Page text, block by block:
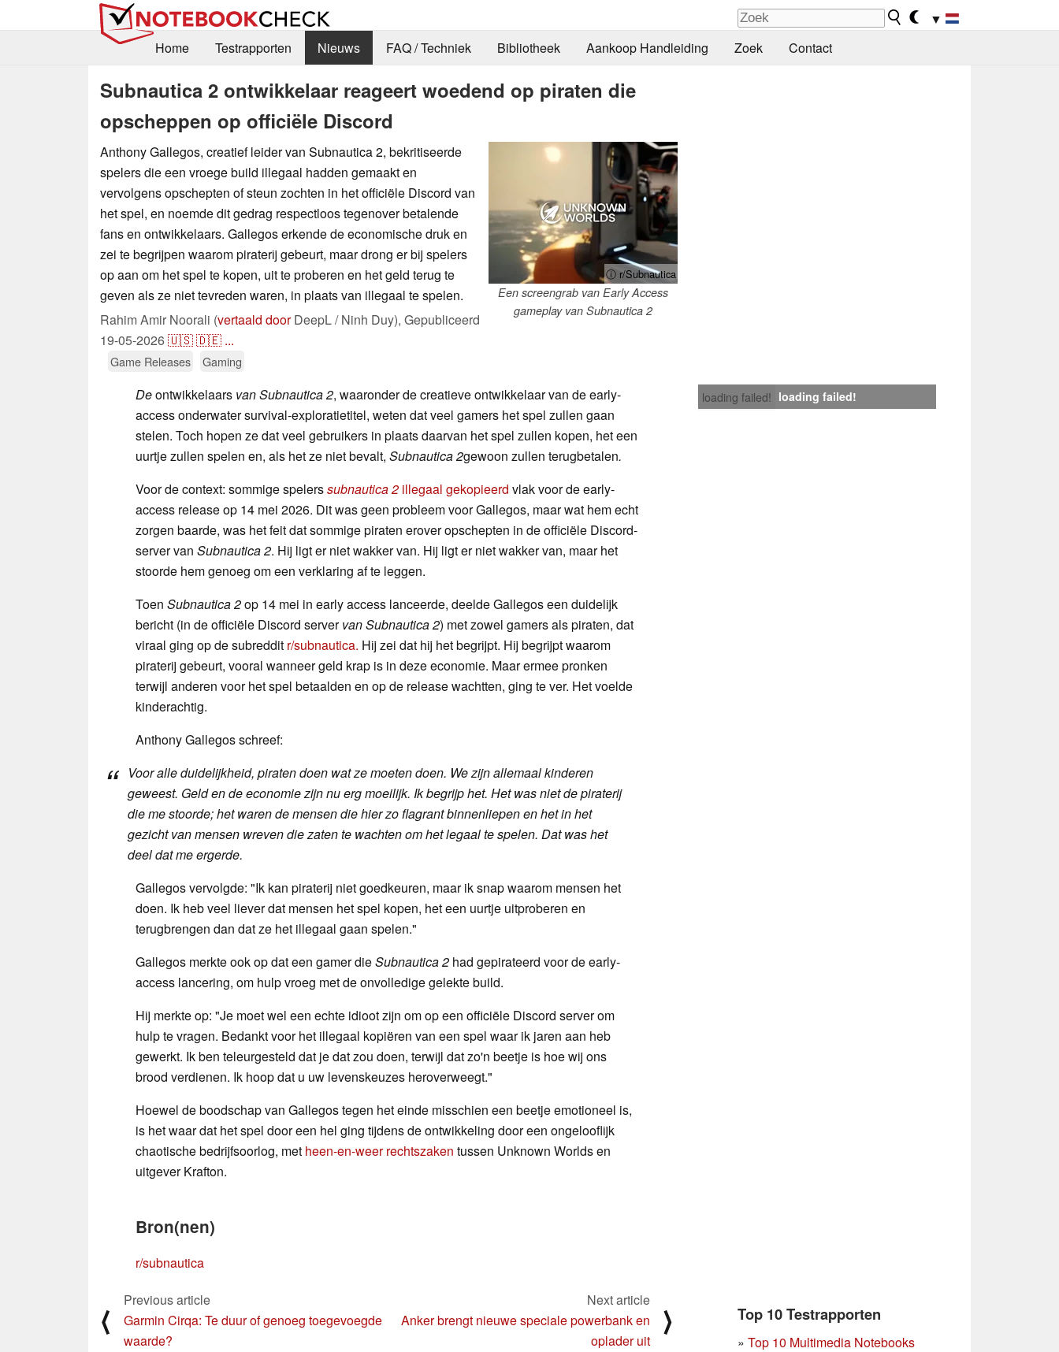
▼
Home
Testrapporten Nieuws FAQ / Techniek Bibliotheek Aankoop Handleiding Zoek Contact
Subnautica 2 ontwikkelaar reageert woedend op piraten die
opscheppen op officiële Discord
ⓘ r/Subnautica
Een screengrab van Early Access
gameplay van Subnautica 2
Anthony Gallegos, creatief leider van Subnautica 2, bekritiseerde
spelers die een vroege build illegaal hadden gemaakt en
vervolgens opschepten of steun zochten in het officiële Discord van
het spel, en noemde dit gedrag respectloos tegenover betalende
fans en ontwikkelaars. Gallegos erkende de economische druk en
zei te begrijpen waarom piraterij gebeurt, maar drong er bij spelers
op aan om het spel te kopen, uit te proberen en het geld terug te
geven als ze niet tevreden waren, in plaats van illegaal te spelen.
Rahim Amir Noorali (vertaald doorDeepL / Ninh Duy), Gepubliceerd
19-05-2026🇺🇸🇩🇪 ...
Game Releases Gaming
loading failed! loading failed!
Deontwikkelaars van Subnautica 2, waaronder de creatieve ontwikkelaar van de early-
access onderwater survival-exploratietitel, weten dat veel gamers het spel zullen gaan
stelen. Toch hopen ze dat veel gebruikers in plaats daarvan het spel zullen kopen, het een
uurtje zullen spelen en, als het ze niet bevalt, Subnautica 2gewoon zullen terugbetalen.
Voor de context: sommige spelerssubnautica 2 illegaal gekopieerd vlak voor de early-
access release op 14 mei 2026. Dit was geen probleem voor Gallegos, maar wat hem echt
zorgen baarde, was het feit dat sommige piraten erover opschepten in de officiële Discord-
server van Subnautica 2. Hij ligt er niet wakker van. Hij ligt er niet wakker van, maar het
stoorde hem genoeg om een verklaring af te leggen.
Toen Subnautica 2op 14 mei in early access lanceerde, deelde Gallegos een duidelijk
bericht (in de officiële Discord servervan Subnautica 2) met zowel gamers als piraten, dat
viraal ging op de subreddit r/subnautica. Hij zei dat hij het begrijpt. Hij begrijpt waarom
piraterij gebeurt, vooral wanneer geld krap is in deze economie. Maar ermee pronken
terwijl anderen voor het spel betaalden en op de release wachtten, ging te ver. Het voelde
kinderachtig.
Anthony Gallegos schreef:
Voor alle duidelijkheid, piraten doen wat ze moeten doen. We zijn allemaal kinderen
geweest. Geld en de economie zijn nu erg moeilijk. Ik begrijp het. Het was niet de piraterij
die me stoorde; het waren de mensen die hier zo flagrant binnenliepen en het in het
gezicht van mensen wreven die zaten te wachten om het legaal te spelen. Dat was het
deel dat me ergerde.
Gallegos vervolgde: "Ik kan piraterij niet goedkeuren, maar ik snap waarom mensen het
doen. Ik heb veel liever dat mensen het spel kopen, het een uurtje uitproberen en
terugbrengen dan dat ze het illegaal gaan spelen."
Gallegos merkte ook op dat een gamer dieSubnautica 2 had gepirateerd voor de early-
access lancering, om hulp vroeg met de onvolledige gelekte build.
Hij merkte op: "Je moet wel een echte idioot zijn om op een officiële Discord server om
hulp te vragen. Bedankt voor het illegaal kopiëren van een spel waar ik jaren aan heb
gewerkt. Ik ben teleurgesteld dat je dat zou doen, terwijl dat zo'n beetje is hoe wij ons
brood verdienen. Ik hoop dat u uw levenskeuzes heroverweegt."
Hoewel de boodschap van Gallegos tegen het einde misschien een beetje emotioneel is,
is het waar dat het spel door een hel ging tijdens de ontwikkeling door een ongelooflijk
chaotische bedrijfsoorlog, met heen-en-weer rechtszaken tussen Unknown Worlds en
uitgever Krafton.
Bron(nen)
r/subnautica
Top 10 Testrapporten
» Top 10 Multimedia Notebooks
⟨
Previous article
Garmin Cirqa: Te duur of genoeg toegevoegde
waarde?
Next article
Anker brengt nieuwe speciale powerbank en
oplader uit
⟩